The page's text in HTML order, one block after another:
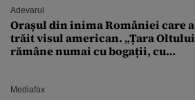
Adevarul
Orașul din inima României care a
trăit visul american. „Țara Oltului
rămâne numai cu bogații, cu
Mediafax